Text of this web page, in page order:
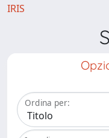
IRIS
Ordina per: